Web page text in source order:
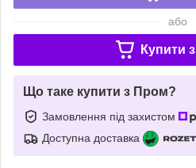
або
Купити з
Що таке купити з Пром?
Замовлення під захистом
Доступна доставка